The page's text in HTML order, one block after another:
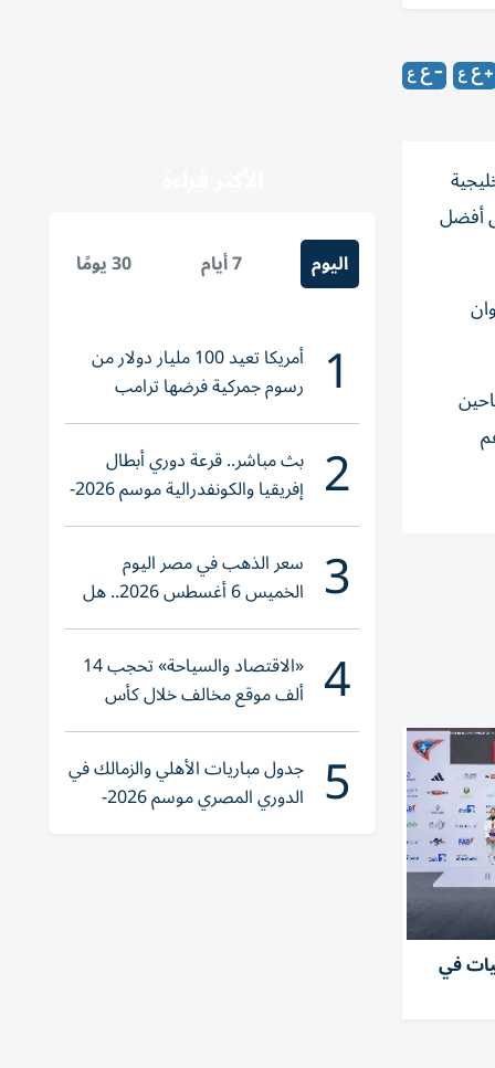
أفضل
5 ميداليات في
اليوم 7 أيام 30 يومًا
1 أمريكا تعيد 100 مليار دولار من
رسوم جمركية فرضها ترامب
2 بث مباشر.. قرعة دوري أبطال
إفريقيا والكونفدرالية موسم 2026-
2027
3 سعر الذهب في مصر اليوم
الخميس 6 أغسطس 2026.. هل
تنوي الشراء؟
4 «الاقتصاد والسياحة» تحجب 14
ألف موقع مخالف خلال كأس
العالم 2026
5 جدول مباريات الأهلي والزمالك في
الدوري المصري موسم 2026-